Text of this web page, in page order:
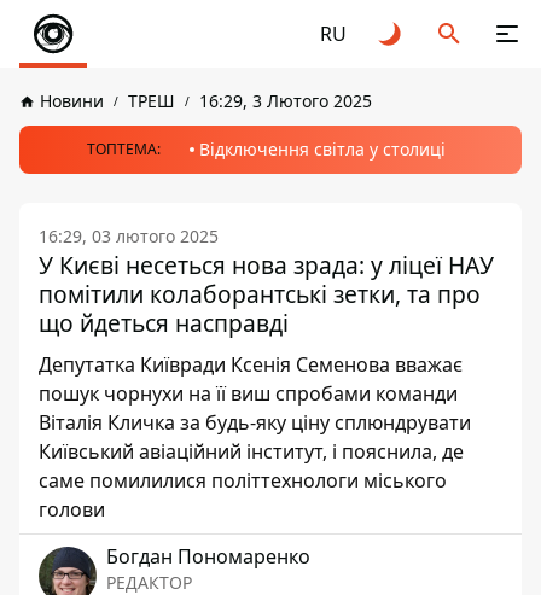
RU
Новини ТРЕШ 16:29, 3 Лютого 2025
ТОПТЕМА: Відключення світла у столиці
16:29, 03 лютого 2025
У Києві несеться нова зрада: у ліцеї НАУ
помітили колаборантські зетки, та про
що йдеться насправді
Депутатка Київради Ксенія Семенова вважає
пошук чорнухи на її виш спробами команди
Віталія Кличка за будь-яку ціну сплюндрувати
Київський авіаційний інститут, і пояснила, де
саме помилилися політтехнологи міського
голови
Богдан Пономаренко
РЕДАКТОР